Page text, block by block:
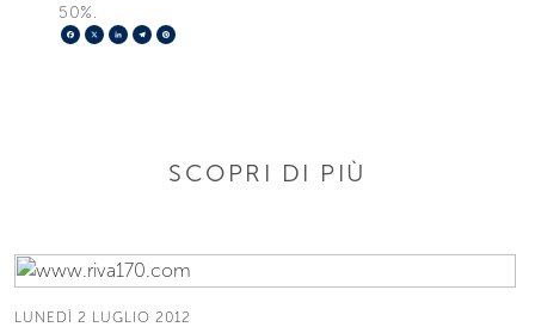
50%.
Facebook
X LinkedIn
Telegram
SCOPRI DI PIÙ
LUNEDÌ 2 LUGLIO 2012